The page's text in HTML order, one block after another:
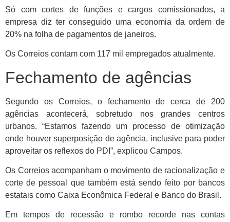
Só com cortes de funções e cargos comissionados, a
empresa diz ter conseguido uma economia da ordem de
20% na folha de pagamentos de janeiros.
Os Correios contam com 117 mil empregados atualmente.
Fechamento de agências
Segundo os Correios, o fechamento de cerca de 200
agências acontecerá, sobretudo nos grandes centros
urbanos. “Estamos fazendo um processo de otimização
onde houver superposição de agência, inclusive para poder
aproveitar os reflexos do PDI”, explicou Campos.
Os Correios acompanham o movimento de racionalização e
corte de pessoal que também está sendo feito por bancos
estatais como Caixa Econômica Federal e Banco do Brasil.
Em tempos de recessão e rombo recorde nas contas